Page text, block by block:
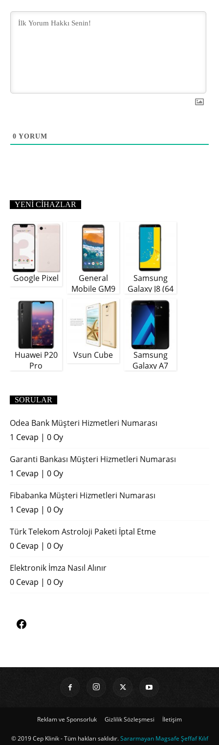
0 YORUM
YENI CIHAZLAR
Google Pixel
General
Mobile GM9
Samsung
Galaxy J8 (64
GB)
Huawei P20
Pro
Vsun Cube
Samsung
Galaxy A7
SORULAR
Odea Bank Müşteri Hizmetleri Numarası
1 Cevap | 0 Oy
Garanti Bankası Müşteri Hizmetleri Numarası
1 Cevap | 0 Oy
Fibabanka Müşteri Hizmetleri Numarası
1 Cevap | 0 Oy
Türk Telekom Astroloji Paketi İptal Etme
0 Cevap | 0 Oy
Elektronik İmza Nasıl Alınır
0 Cevap | 0 Oy
Reklam ve Sponsorluk Gizlilik Sözleşmesi İletişim
© 2019 Cep Klinik - Tüm hakları saklıdır.Sararmayan Magsafe Şeffaf Kılıf